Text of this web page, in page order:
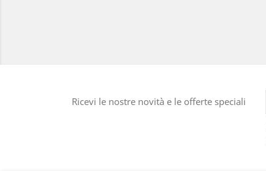
Ricevi le nostre novità e le offerte speciali